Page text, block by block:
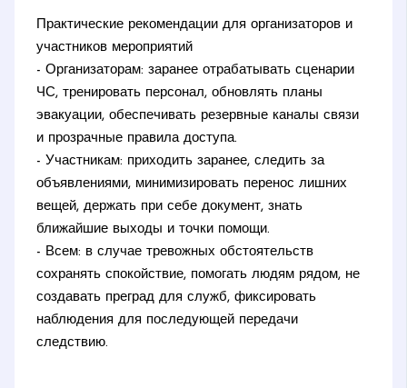
Практические рекомендации для организаторов и
участников мероприятий
- Организаторам: заранее отрабатывать сценарии
ЧС, тренировать персонал, обновлять планы
эвакуации, обеспечивать резервные каналы связи
и прозрачные правила доступа.
- Участникам: приходить заранее, следить за
объявлениями, минимизировать перенос лишних
вещей, держать при себе документ, знать
ближайшие выходы и точки помощи.
- Всем: в случае тревожных обстоятельств
сохранять спокойствие, помогать людям рядом, не
создавать преград для служб, фиксировать
наблюдения для последующей передачи
следствию.